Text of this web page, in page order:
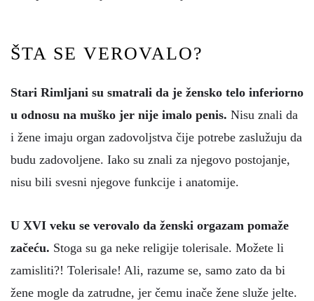
ŠTA SE VEROVALO?
Stari Rimljani su smatrali da je žensko telo inferiorno
u odnosu na muško jer nije imalo penis. Nisu znali da
i žene imaju organ zadovoljstva čije potrebe zaslužuju da
budu zadovoljene. Iako su znali za njegovo postojanje,
nisu bili svesni njegove funkcije i anatomije.
U XVI veku se verovalo da ženski orgazam pomaže
začeću. Stoga su ga neke religije tolerisale. Možete li
zamisliti?! Tolerisale! Ali, razume se, samo zato da bi
žene mogle da zatrudne, jer čemu inače žene služe jelte.